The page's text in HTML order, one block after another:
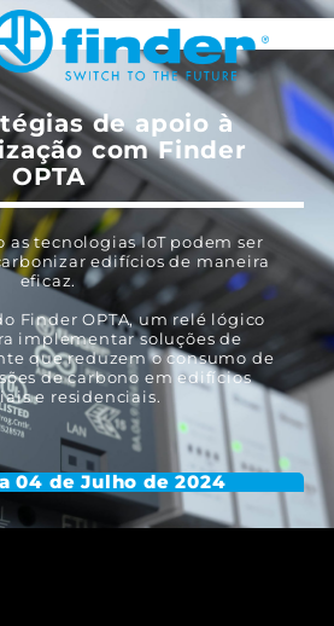
de apoio à
com Finder
OPTA
as tecnologias IoT podem ser
edifícios de maneira
eficaz.
Finder OPTA, um relé lógico
implementar soluções de
que reduzem o consumo de
de carbono em edifícios
e residenciais.
04 de Julho de 2024